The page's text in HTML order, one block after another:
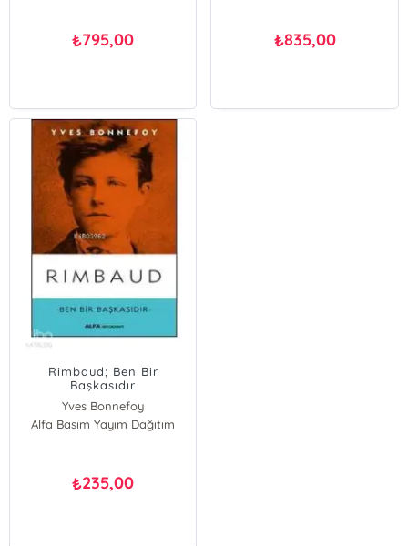
₺795,00 ₺835,00
Rimbaud; Ben Bir
Başkasıdır
Yves Bonnefoy
Alfa Basım Yayım Dağıtım
₺235,00